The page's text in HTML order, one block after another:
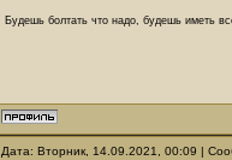
Будешь болтать что надо, будешь иметь
Дата: Вторник, 14.09.2021, 00:09 |